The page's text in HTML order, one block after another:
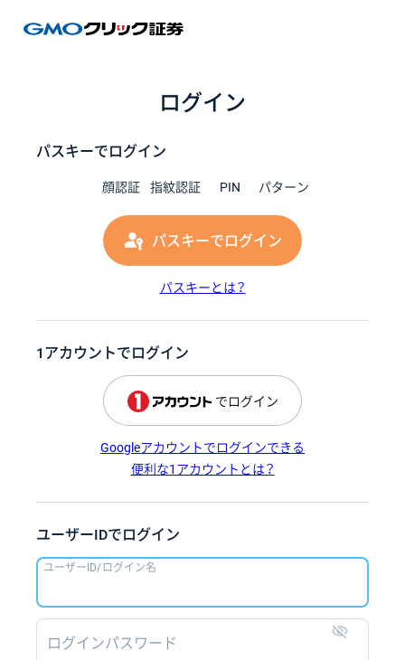
ログイン
パスキーでログイン
顔認証 指紋認証 PIN パターン
パスキーでログイン
パスキーとは？
1アカウントでログイン
でログイン
Googleアカウントでログインできる
便利な1アカウントとは？
ユーザーIDでログイン
ユーザーID/ログイン名
ログインパスワード